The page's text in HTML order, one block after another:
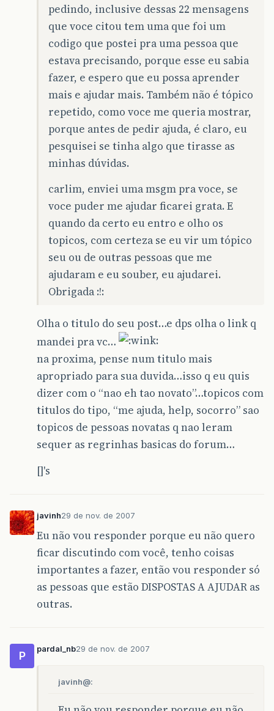
pedindo, inclusive dessas 22 mensagens
que voce citou tem uma que foi um
codigo que postei pra uma pessoa que
estava precisando, porque esse eu sabia
fazer, e espero que eu possa aprender
mais e ajudar mais. Também não é tópico
repetido, como voce me queria mostrar,
porque antes de pedir ajuda, é claro, eu
pesquisei se tinha algo que tirasse as
minhas dúvidas.
carlim, enviei uma msgm pra voce, se
voce puder me ajudar ficarei grata. E
quando da certo eu entro e olho os
topicos, com certeza se eu vir um tópico
seu ou de outras pessoas que me
ajudaram e eu souber, eu ajudarei.
Obrigada :!:
Olha o titulo do seu post…e dps olha o link q
mandei pra vc…
na proxima, pense num titulo mais
apropriado para sua duvida…isso q eu quis
dizer com o “nao eh tao novato”…topicos com
titulos do tipo, “me ajuda, help, socorro” sao
topicos de pessoas novatas q nao leram
sequer as regrinhas basicas do forum…
[]'s
javinh29 de nov. de 2007
Eu não vou responder porque eu não quero
ficar discutindo com você, tenho coisas
importantes a fazer, então vou responder só
as pessoas que estão DISPOSTAS A AJUDAR as
outras.
P
pardal_nb29 de nov. de 2007
javinh@: